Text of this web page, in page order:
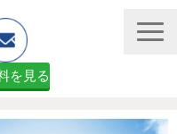
を見る